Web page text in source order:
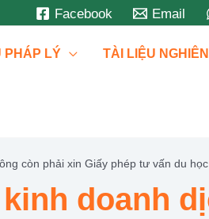
Facebook Email
PHÁP LÝ TÀI LIỆU
còn phải xin Giấy phép tư vấn du học
doanh